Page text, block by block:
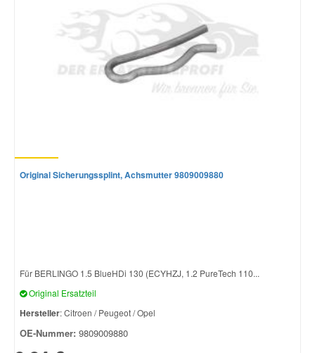
Original Sicherungssplint, Achsmutter 9809009880
Für BERLINGO 1.5 BlueHDi 130 (ECYHZJ, 1.2 PureTech 110...
Original Ersatzteil
Hersteller: Citroen / Peugeot / Opel
OE-Nummer: 9809009880